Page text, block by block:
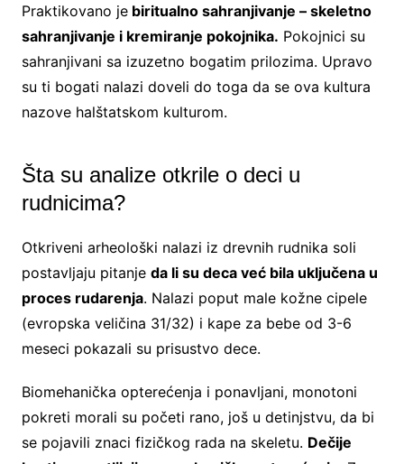
Praktikovano jebiritualno sahranjivanje – skeletno
sahranjivanje i kremiranje pokojnika. Pokojnici su
sahranjivani sa izuzetno bogatim prilozima. Upravo
su ti bogati nalazi doveli do toga da se ova kultura
nazove halštatskom kulturom.
Šta su analize otkrile o deci u
rudnicima?
Otkriveni arheološki nalazi iz drevnih rudnika soli
postavljaju pitanje da li su deca već bila uključena u
proces rudarenja. Nalazi poput male kožne cipele
(evropska veličina 31/32) i kape za bebe od 3-6
meseci pokazali su prisustvo dece.
Biomehanička opterećenja i ponavljani, monotoni
pokreti morali su početi rano, još u detinjstvu, da bi
se pojavili znaci fizičkog rada na skeletu. Dečije